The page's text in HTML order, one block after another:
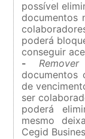
possível
documentos
poderá
conseguir
-
documentos
de
ser
poderá
mesmo
Cegid